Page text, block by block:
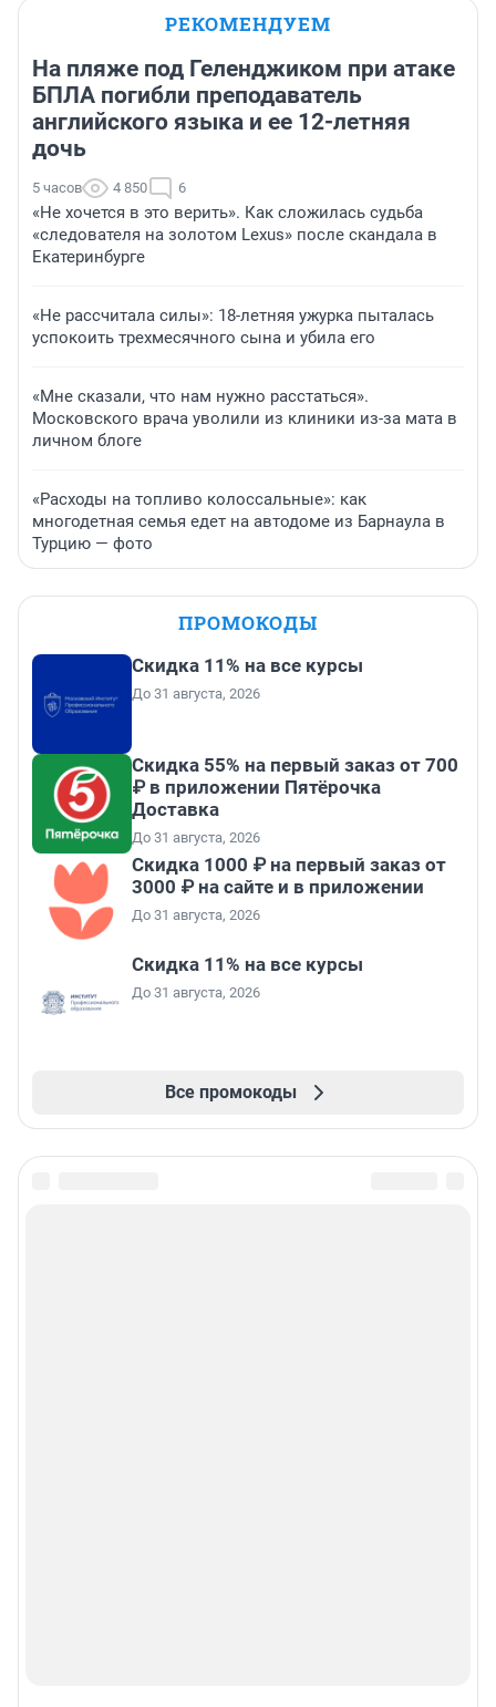
РЕКОМЕНДУЕМ
На пляже под Геленджиком при атаке
БПЛА погибли преподаватель
английского языка и ее 12-летняя
дочь
5 часов 4 850 6
«Не хочется в это верить». Как сложилась судьба
«следователя на золотом Lexus» после скандала в
Екатеринбурге
«Не рассчитала силы»: 18-летняя ужурка пыталась
успокоить трехмесячного сына и убила его
«Мне сказали, что нам нужно расстаться».
Московского врача уволили из клиники из-за мата в
личном блоге
«Расходы на топливо колоссальные»: как
многодетная семья едет на автодоме из Барнаула в
Турцию — фото
ПРОМОКОДЫ
Скидка 11% на все курсы
До 31 августа, 2026
Скидка 55% на первый заказ от 700
₽ в приложении Пятёрочка
Доставка
До 31 августа, 2026
Скидка 1000 ₽ на первый заказ от
3000 ₽ на сайте и в приложении
До 31 августа, 2026
Скидка 11% на все курсы
До 31 августа, 2026
Все промокоды